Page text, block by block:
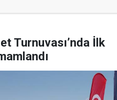
Turnuvası’nda İlk